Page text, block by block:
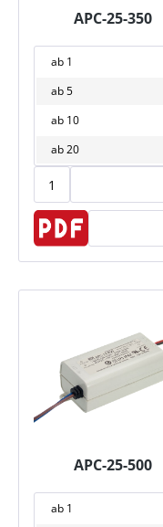
APC-25-350
ab 1
ab5
ab 10
ab20
APC-25-500
ab 1